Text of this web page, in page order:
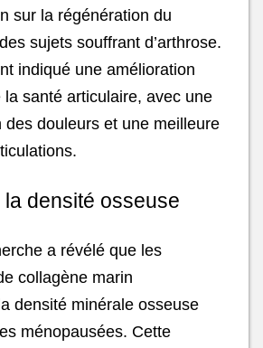
sur la régénération du
sujets souffrant d’arthrose.
indiqué une amélioration
santé articulaire, avec une
des douleurs et une meilleure
la densité osseuse
a révélé que les
collagène marin
densité minérale osseuse
ménopausées. Cette